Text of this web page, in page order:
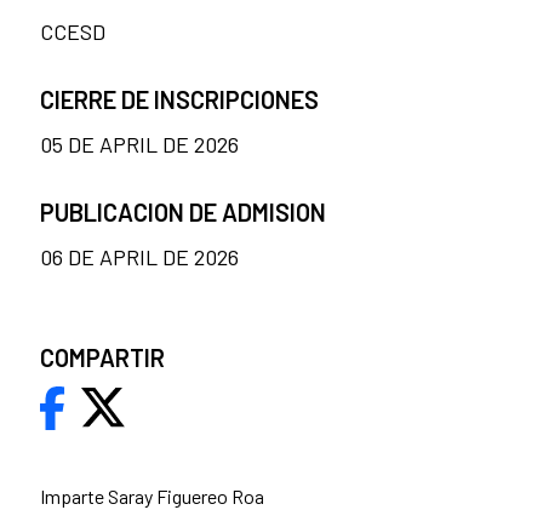
Imparte Saray Figuereo Roa
CCESD
CIERRE DE INSCRIPCIONES
05 DE APRIL DE 2026
PUBLICACION DE ADMISION
06 DE APRIL DE 2026
COMPARTIR